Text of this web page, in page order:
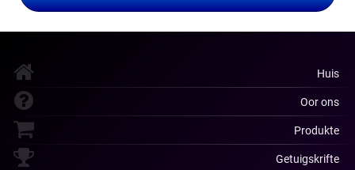
Huis
Oor ons
Produkte
Getuigskrifte